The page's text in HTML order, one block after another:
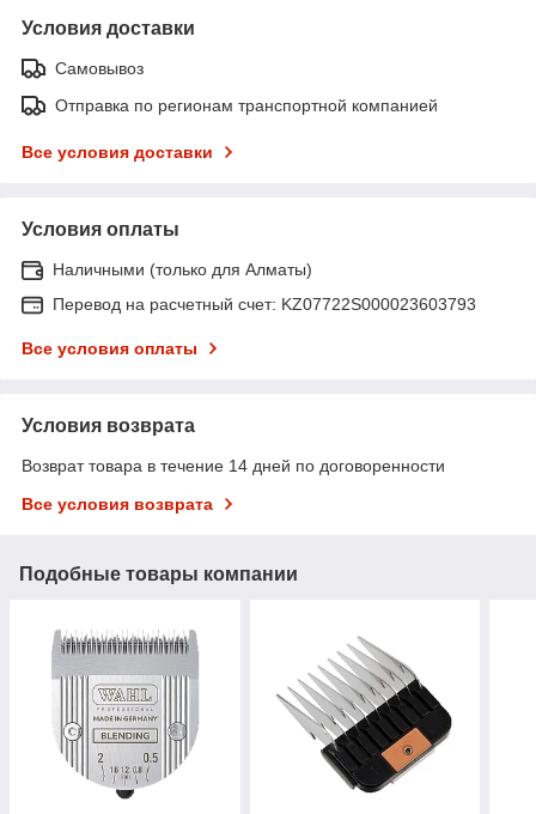
Условия доставки
Самовывоз
Отправка по регионам транспортной компанией
Все условия доставки
Условия оплаты
Наличными (только для Алматы)
Перевод на расчетный счет: KZ07722S000023603793
Все условия оплаты
Условия возврата
Возврат товара в течение 14 дней по договоренности
Все условия возврата
Подобные товары компании